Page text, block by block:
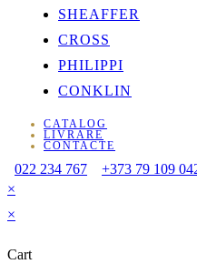
SHEAFFER
CROSS
PHILIPPI
CONKLIN
CATALOG
LIVRARE
CONTACTE
022 234 767
+373 79 109
×
×
Cart